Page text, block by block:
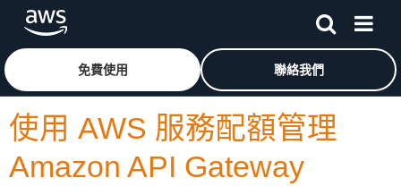
跳至主要內容按一下這裡可返回 Amazon Web Services 首頁
免費使用 聯絡我們
使用 AWS 服務配額管理
Amazon API Gateway